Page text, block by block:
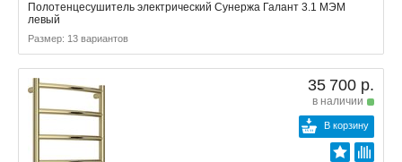
Полотенцесушитель электрический Сунержа Галант 3.1 МЭМ
левый
Размер: 13 вариантов
35 700 р.
в наличии
В корзину